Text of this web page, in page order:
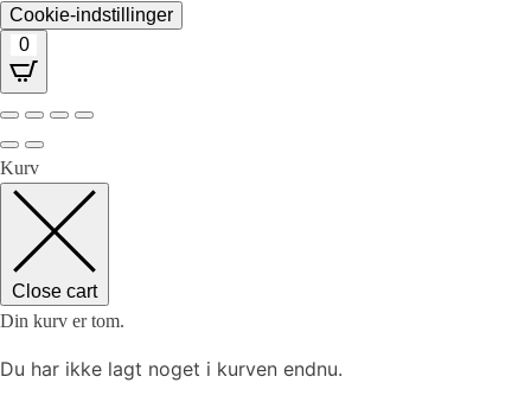
Cookie-indstillinger
0
Kurv
Close cart
Din kurv er tom.
Du har ikke lagt noget i kurven endnu.